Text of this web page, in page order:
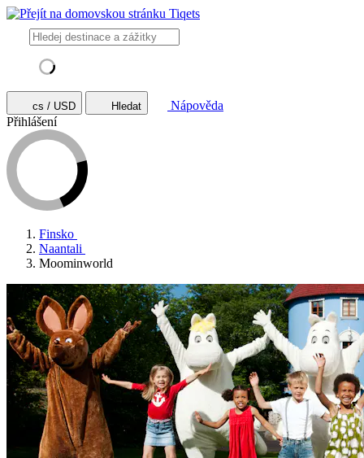
cs / USD Hledat
Nápověda
Přihlášení
Finsko
Naantali
Moominworld